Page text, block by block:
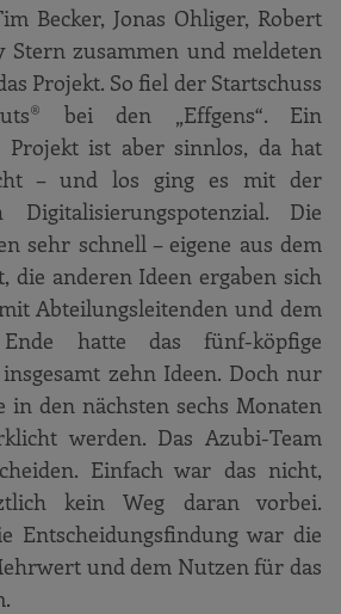
Becker, Jonas Ohliger, Robert
Stern zusammen und meldeten
Projekt. So fiel der Startschuss
bei den „Effgens“. Ein
Projekt ist aber sinnlos, da hat
– und los ging es mit der
Digitalisierungspotenzial. Die
sehr schnell – eigene aus dem
die anderen Ideen ergaben sich
Abteilungsleitenden und dem
hatte das fünf-köpfige
zehn Ideen. Doch nur
in den nächsten sechs Monaten
werden. Das Azubi-Team
Einfach war das nicht,
kein Weg daran vorbei.
Entscheidungsfindung war die
und dem Nutzen für das